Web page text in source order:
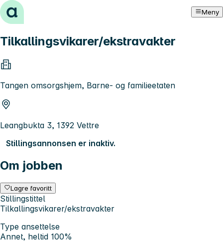
Hopp til innhold Meny
Tilkallingsvikarer/ekstravakter
Tangen omsorgshjem, Barne- og familieetaten
Leangbukta 3, 1392 Vettre
Stillingsannonsen er inaktiv.
Om jobben
Lagre favoritt
Stillingstittel
Tilkallingsvikarer/ekstravakter
Type ansettelse
Annet, heltid 100%